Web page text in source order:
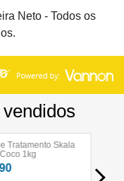
Neto - Todos os